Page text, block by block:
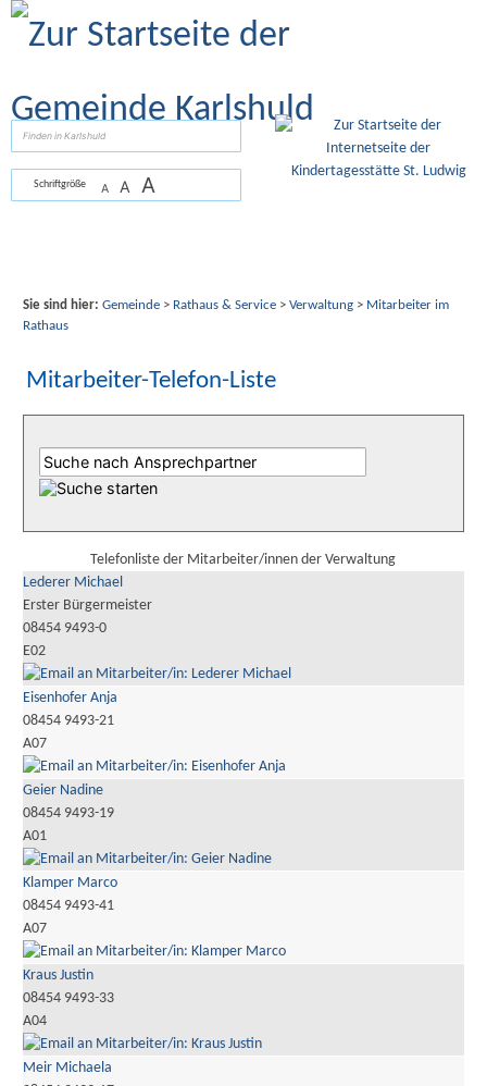
Zum Inhalt
Schriftgröße A A A
Sie sind hier: Gemeinde> Rathaus & Service> Verwaltung> Mitarbeiter im
Rathaus
Mitarbeiter-Telefon-Liste
Telefonliste der Mitarbeiter/innen der Verwaltung
Lederer Michael
Erster Bürgermeister
08454 9493-0
E02
Eisenhofer Anja
08454 9493-21
A07
Geier Nadine
08454 9493-19
A01
Klamper Marco
08454 9493-41
A07
Kraus Justin
08454 9493-33
A04
Meir Michaela